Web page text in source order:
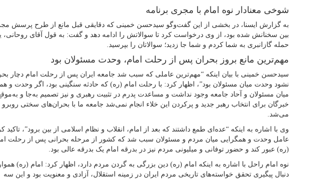
شوخی معنادار نوه امام با مجری برنامه
به گزارش ایسنا، در بخشی از این گفت‌وگو سیدحسن خمینی که دقایقی قبل مانع از طرح پرسش
بین سخنانش شده بود، از وی درخواست کرد تا سوالاتش را ادامه دهد و گفت: به قول آقای روحانی،
حمله گازانبری به شما کردم و شما جا زدید؛ سوالاتان را بپرسید.
مهم‌ترین مانع بروز بحران پس از رحلت امام، وحدت مسئولان بود
سیدحسن خمینی با بیان اینکه “مهم‌ترین عاملی که سبب شد جامعه ایران پس از رحلت امام دچار
نشود وحدت میان مسئولان بود”، اظهار کرد: با رحلت امام (ره) که حادثه سنگینی بود، اگر وحدت و
میان مسئولان و آحاد جامعه وجود نداشت و مساعدت پدرم در تثبیت رهبری و نیز تصمیم به‌جا و
خبرگان برای انتخاب رهبر جدید و پرکردن این خلاء انجام نمی‌شد جامعه ما با بحران‌های سختی روبرو
می‌شد.
وی با اشاره به اینکه “عده‌ای طمع داشتند که بعد از امام، انقلاب و نظام اسلامی از بین برود”، تاکید
عامل وحدت و همگرایی میان مردم و مسئولان سبب شد که کشور از مرحله بحرانی پس از رحلت
(ره) عبور کند و حضور توفانی و میلیونی مردم نیز در بدرقه امام یک بدرقه عالی بود.
نوه امام راحل با اشاره به اینکه امام (ره) دین بزرگی به گردن مردم دارد، اظهار کرد: امام (ره)
دنبال پیگیری تحقق خواسته‌های تاریخی مردم ایران در زمینه استقلال، آزادی و معنویت بود و این سه